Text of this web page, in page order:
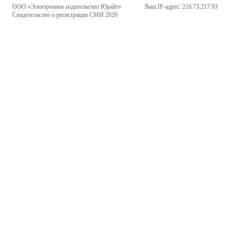
ООО «Электронное издательство Юрайт»
Свидетельство о регистрации СМИ 2020
Ваш IP-адрес: 216.73.217.93